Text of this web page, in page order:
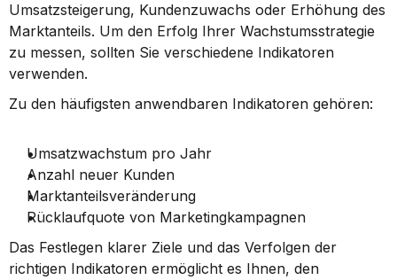
Umsatzsteigerung, Kundenzuwachs oder Erhöhung des
Marktanteils. Um den Erfolg Ihrer Wachstumsstrategie
zu messen, sollten Sie verschiedene Indikatoren
verwenden.
Zu den häufigsten anwendbaren Indikatoren gehören:
Umsatzwachstum pro Jahr
Anzahl neuer Kunden
Marktanteilsveränderung
Rücklaufquote von Marketingkampagnen
Das Festlegen klarer Ziele und das Verfolgen der
richtigen Indikatoren ermöglicht es Ihnen, den